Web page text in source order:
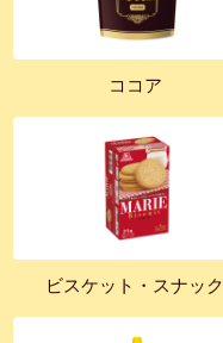
ココア
ビスケット・スナック